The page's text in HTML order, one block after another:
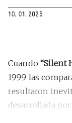
10. 01. 2025
Cuando“Silent
1999 las
resultaron
desarrollada